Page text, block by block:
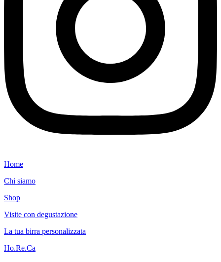
Home
Chi siamo
Shop
Visite con degustazione
La tua birra personalizzata
Ho.Re.Ca